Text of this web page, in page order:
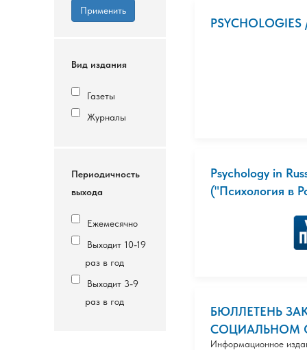
Вид издания
Газеты
Журналы
Периодичность
выхода
Ежемесячно
Выходит 10-19
раз в год
Выходит 3-9
раз в год
Psychology in
("Психология в
БЮЛЛЕТЕНЬ
СОЦИАЛЬНОМ
Информационное